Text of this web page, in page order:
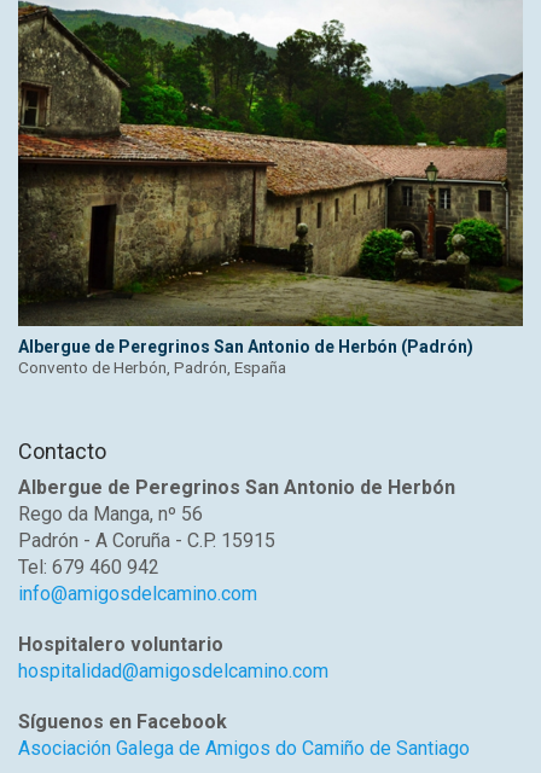
Albergue de Peregrinos San Antonio de Herbón (Padrón)
Convento de Herbón, Padrón, España
Contacto
Albergue de Peregrinos San Antonio de Herbón
Rego da Manga, nº 56
Padrón - A Coruña - C.P. 15915
Tel: 679 460 942
info@amigosdelcamino.com
Hospitalero voluntario
hospitalidad@amigosdelcamino.com
Síguenos en Facebook
Asociación Galega de Amigos do Camiño de Santiago